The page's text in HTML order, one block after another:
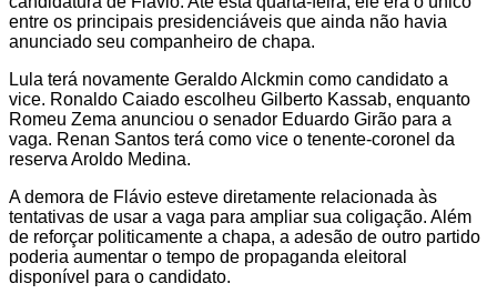
entre os principais presidenciáveis que ainda não havia
anunciado seu companheiro de chapa.
Lula terá novamente Geraldo Alckmin como candidato a
vice. Ronaldo Caiado escolheu Gilberto Kassab, enquanto
Romeu Zema anunciou o senador Eduardo Girão para a
vaga. Renan Santos terá como vice o tenente-coronel da
reserva Aroldo Medina.
A demora de Flávio esteve diretamente relacionada às
tentativas de usar a vaga para ampliar sua coligação. Além
de reforçar politicamente a chapa, a adesão de outro partido
poderia aumentar o tempo de propaganda eleitoral
disponível para o candidato.